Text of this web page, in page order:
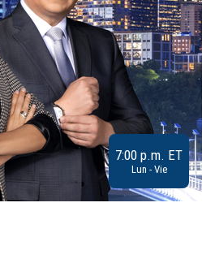
7:00 p.m. ET
Lun - Vie